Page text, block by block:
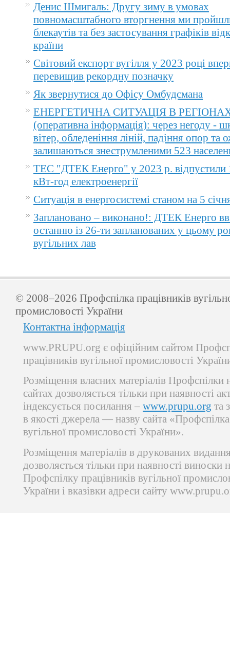
Денис Шмигаль: Другу зиму в умовах
повномасштабного вторгнення ми
блекаутів та без застосування графіків
країни
Світовий експорт вугілля у 2023 році
перевищив рекордну позначку
Як звернутися до Офісу Омбудсмана
ЕНЕРГЕТИЧНА СИТУАЦІЯ В
(оперативна інформація): через негоду -
вітер, обледеніння ліній, падіння опор та
залишаються знеструмленими 523
ТЕС "ДТЕК Енерго" у 2023 р. відпустили
кВт-год електроенергії
Ситуація в енергосистемі станом на 5
Заплановано – виконано!: ДТЕК Енерго
останню із 26-ти запланованих у цьому
вугільних лав
© 2008–2026 Профспілка працівників
промисловості України
Контактна інформація
www.PRUPU.org є офіційним сайтом
працівників вугільної промисловості
Розміщення власних матеріалів Профспілки
сайтах дозволяється тільки при наявності
індексується посилання – www.prupu.org та
в якості джерела — назву сайта «Профспілка
вугільної промисловості України».
Розміщення матеріалів в друкованих
дозволяється тільки при наявності виноски
Профспілку працівників вугільної
України і вказівки адреси сайту